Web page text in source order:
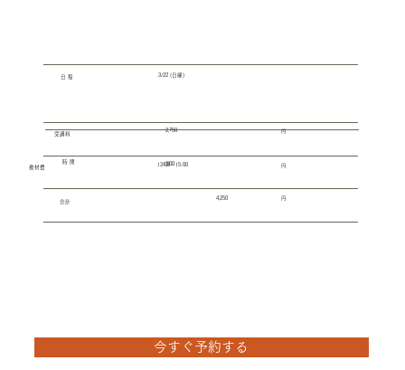
​日 程
​時 間
3/22 (日曜)
13:00 - 15:00
2,750
​円
​受講料
​教材費
1,500 ​円
4,250
​円
​合計
今すぐ予約する